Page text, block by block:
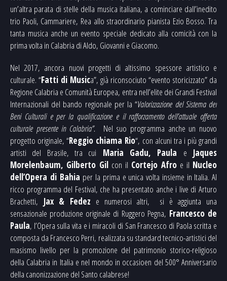
un’altra parata di stelle della musica italiana, a cominciare dall’inedito
trio Paoli, Cammariere, Rea allo straordinario pianista Ezio Bosso. Tra
tanta musica anche un evento speciale dedicato alla comicità con la
prima volta in Calabria di Aldo, Giovanni e Giacomo.
Nel 2017, ancora nuovi progetti di altissimo spessore artistico e
culturale. “Fatti di Musica”, già riconsociuto “evento storicizzato” da
Regione Calabria e Comunità Europea, entra nell’elite dei Grandi Festival
Internazionali del bando regionale per la “Valorizzazione del Sistema dei
Beni Culturali e per la qualificazione e il rafforzamento dell’attuale offerta
culturale presente in Calabria”.
Nel suo programma anche un nuovo
progetto originale, “Reggio chiama Rio“, con alcuni tra i più grandi
artisti del Brasile, tra cui Maria Gadu, Paula e Jaques
Morelenbaum, Gilberto Gil con il Cortejo Afro e il Nucleo
dell’Opera di Bahia per la prima e unica volta insieme in Italia. Al
ricco programma del Festival, che ha presentato anche i live di Arturo
Brachetti, Jax & Fedez e numerosi altri, si è aggiunta una
sensazionale produzione originale di Ruggero Pegna, Francesco de
Paula, l’Opera sulla vita e i miracoli di San Francesco di Paola scritta e
composta da Francesco Perri, realizzata su standard tecnico-artistici del
masismo livello per la promozione del patrimonio storico-religioso
della Calabria in Italia e nel mondo in occasioen del 500° Anniversario
della canonizzazione del Santo calabrese!